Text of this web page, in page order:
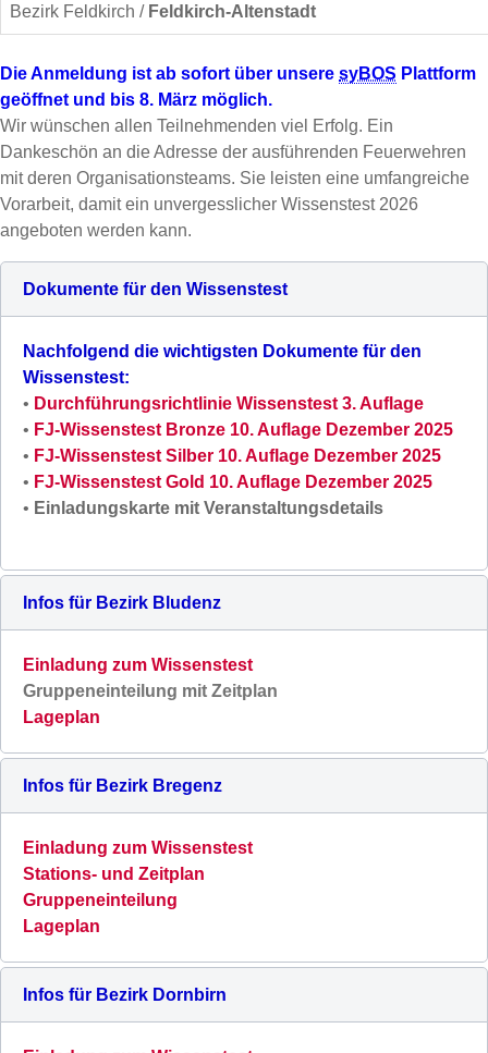
Bezirk Feldkirch / Feldkirch-Altenstadt
Die Anmeldung ist ab sofort über unsere syBOS Plattform
geöffnet und bis 8. März möglich.
Wir wünschen allen Teilnehmenden viel Erfolg. Ein
Dankeschön an die Adresse der ausführenden Feuerwehren
mit deren Organisationsteams. Sie leisten eine umfangreiche
Vorarbeit, damit ein unvergesslicher Wissenstest 2026
angeboten werden kann.
Dokumente für den Wissenstest
Nachfolgend die wichtigsten Dokumente für den
Wissenstest:
• Durchführungsrichtlinie Wissenstest 3. Auflage
• FJ-Wissenstest Bronze 10. Auflage Dezember 2025
• FJ-Wissenstest Silber 10. Auflage Dezember 2025
• FJ-Wissenstest Gold 10. Auflage Dezember 2025
• Einladungskarte mit Veranstaltungsdetails
Infos für Bezirk Bludenz
Einladung zum Wissenstest
Gruppeneinteilung mit Zeitplan
Lageplan
Infos für Bezirk Bregenz
Einladung zum Wissenstest
Stations- und Zeitplan
Gruppeneinteilung
Lageplan
Infos für Bezirk Dornbirn